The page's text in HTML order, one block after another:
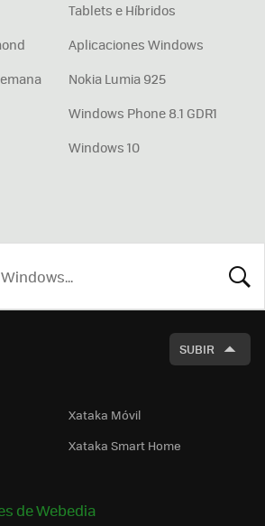
Tablets e Híbridos
Aplicaciones Windows
Nokia Lumia 925
Windows Phone 8.1 GDR1
Windows 10
SUBIR
Xataka Móvil
Xataka Smart Home
de Webedia